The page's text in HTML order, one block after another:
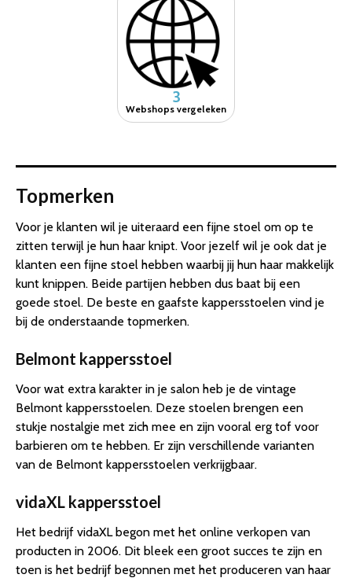
3
Webshops vergeleken
Topmerken
Voor je klanten wil je uiteraard een fijne stoel om op te
zitten terwijl je hun haar knipt. Voor jezelf wil je ook dat je
klanten een fijne stoel hebben waarbij jij hun haar makkelijk
kunt knippen. Beide partijen hebben dus baat bij een
goede stoel. De beste en gaafste kappersstoelen vind je
bij de onderstaande topmerken.
Belmont kappersstoel
Voor wat extra karakter in je salon heb je de vintage
Belmont kappersstoelen. Deze stoelen brengen een
stukje nostalgie met zich mee en zijn vooral erg tof voor
barbieren om te hebben. Er zijn verschillende varianten
van de Belmont kappersstoelen verkrijgbaar.
vidaXL kappersstoel
Het bedrijf vidaXL begon met het online verkopen van
producten in 2006. Dit bleek een groot succes te zijn en
toen is het bedrijf begonnen met het produceren van haar